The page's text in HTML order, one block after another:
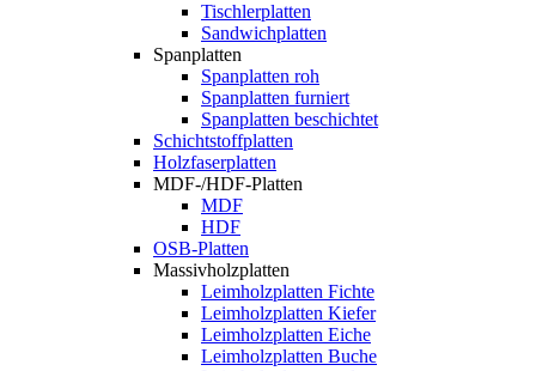
Tischlerplatten
Sandwichplatten
Spanplatten
Spanplatten roh
Spanplatten furniert
Spanplatten beschichtet
Schichtstoffplatten
Holzfaserplatten
MDF-/HDF-Platten
MDF
HDF
OSB-Platten
Massivholzplatten
Leimholzplatten Fichte
Leimholzplatten Kiefer
Leimholzplatten Eiche
Leimholzplatten Buche